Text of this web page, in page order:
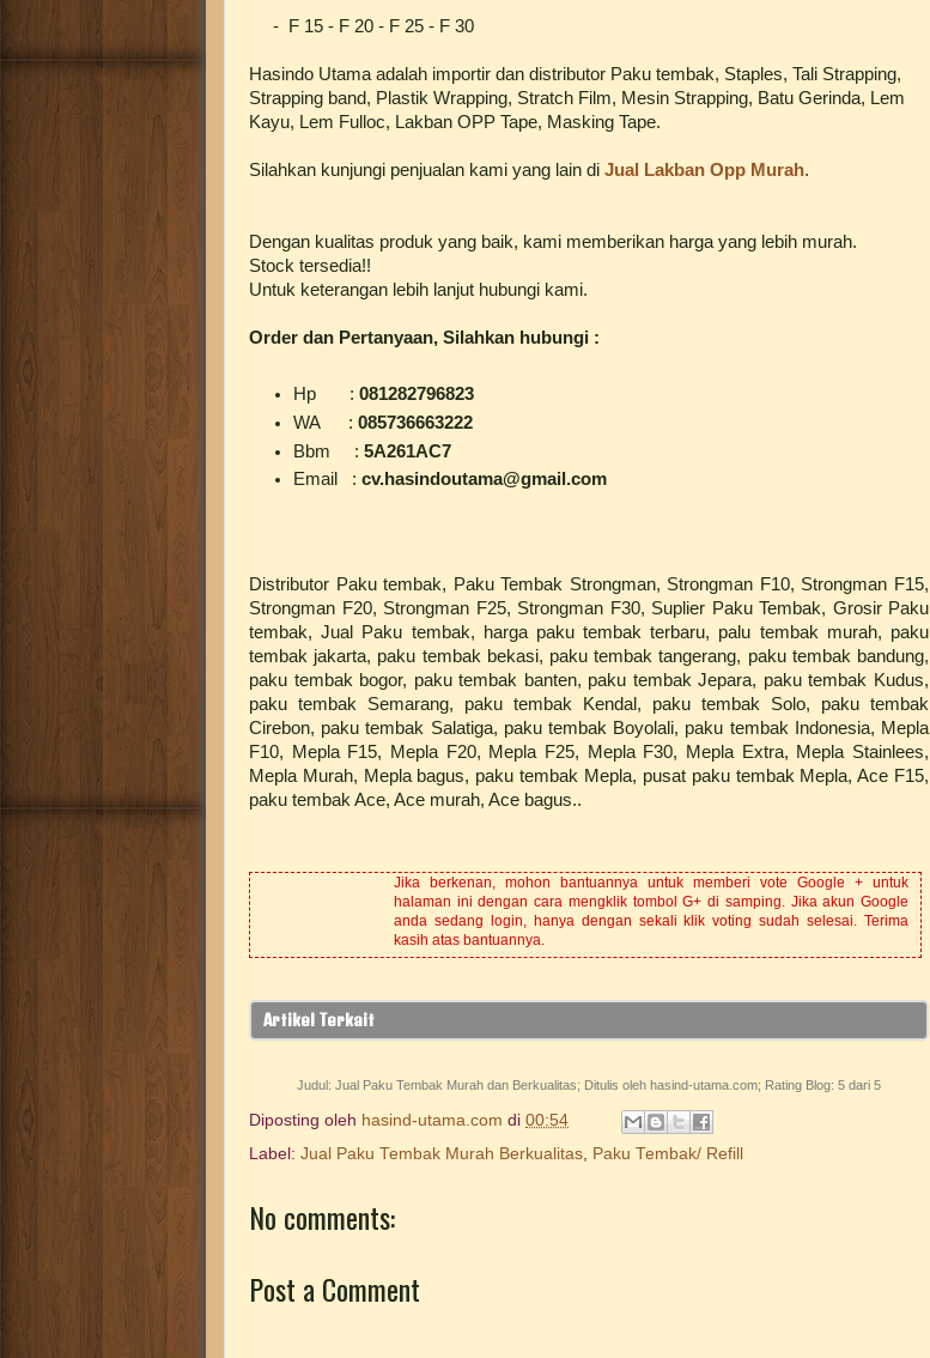
- F 15 - F 20 - F 25 - F 30
Hasindo Utama adalah importir dan distributor Paku tembak, Staples, Tali Strapping,
Strapping band, Plastik Wrapping, Stratch Film, Mesin Strapping, Batu Gerinda, Lem
Kayu, Lem Fulloc, Lakban OPP Tape, Masking Tape.
Silahkan kunjungi penjualan kami yang lain di Jual Lakban Opp Murah.
Dengan kualitas produk yang baik, kami memberikan harga yang lebih murah.
Stock tersedia!!
Untuk keterangan lebih lanjut hubungi kami.
Order dan Pertanyaan, Silahkan hubungi :
Hp :081282796823
WA :085736663222
Bbm :5A261AC7
Email :cv.hasindoutama@gmail.com
Distributor Paku tembak, Paku Tembak Strongman, Strongman F10, Strongman F15,
Strongman F20, Strongman F25, Strongman F30, Suplier Paku Tembak, Grosir Paku
tembak, Jual Paku tembak, harga paku tembak terbaru, palu tembak murah, paku
tembak jakarta, paku tembak bekasi, paku tembak tangerang, paku tembak bandung,
paku tembak bogor, paku tembak banten, paku tembak Jepara, paku tembak Kudus,
paku tembak Semarang, paku tembak Kendal, paku tembak Solo, paku tembak
Cirebon, paku tembak Salatiga, paku tembak Boyolali, paku tembak Indonesia, Mepla
F10, Mepla F15, Mepla F20, Mepla F25, Mepla F30, Mepla Extra, Mepla Stainlees,
Mepla Murah, Mepla bagus, paku tembak Mepla, pusat paku tembak Mepla, Ace F15,
paku tembak Ace, Ace murah, Ace bagus..
Jika berkenan, mohon bantuannya untuk memberi vote Google + untuk
halaman ini dengan cara mengklik tombol G+ di samping. Jika akun Google
anda sedang login, hanya dengan sekali klik voting sudah selesai. Terima
kasih atas bantuannya.
Artikel Terkait
Judul: Jual Paku Tembak Murah dan Berkualitas; Ditulis oleh hasind-utama.com; Rating Blog: 5 dari 5
Diposting oleh hasind-utama.com di 00:54
Label: Jual Paku Tembak Murah Berkualitas, Paku Tembak/ Refill
No comments:
Post a Comment